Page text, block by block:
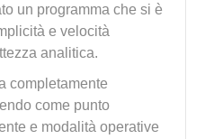
un programma che si è
e velocità
analitica.
completamente
come punto
e modalità operative